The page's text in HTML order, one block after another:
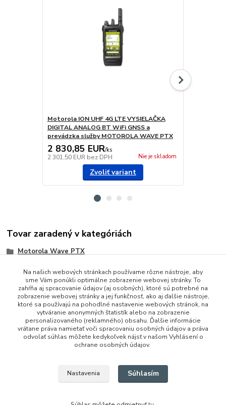
Motorola ION UHF 4G LTE VYSIELAČKA
DIGITAL ANALOG BT WiFi GNSS a
prevádzka služby MOTOROLA WAVE PTX
2 830,85 EUR/ks
2 301,50 EUR bez DPH Nie je skladom
Zvoliť variant
Tovar zaradený v kategóriách
Motorola Wave PTX
+421 948 229 224
Na našich webových stránkach používame rôzne nástroje, aby
sme Vám ponúkli optimálne zobrazenie webovej stránky. To
zahŕňa aj spracovanie údajov (aj osobných), ktoré sú potrebné na
zobrazenie webovej stránky a jej funkčnosť, ako aj ďalšie nástroje,
ktoré sa používajú na pohodlné nastavenie webových stránok, na
vytváranie anonymných štatistík alebo na zobrazenie
personalizovaného (reklamného) obsahu. Ďalšie informácie
vrátane práva namietať voči spracovaniu osobných údajov a práva
odvolať súhlas môžete kedykoľvek nájsť v našom Vyhlásení o
ochrane osobných údajov.
Nastavenia Súhlasím